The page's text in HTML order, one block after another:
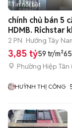
Tin nổi bật
chính chủ bán 5 căn nhà như hình 2pn1wc -
HDMB. Richstar
2 PN Hướng Tây
3,85 tỷ59 tr/m²
Phường Hiệp Tân
HUỲNH THỊ CÔNG